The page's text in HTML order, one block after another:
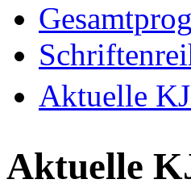
Aktuelle
Aktuelle